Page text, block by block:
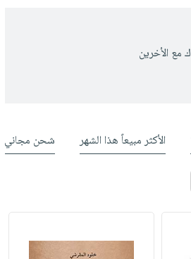
مع الأخرين
الأكثر مبيعاً هذا الشهر شحن مجاني